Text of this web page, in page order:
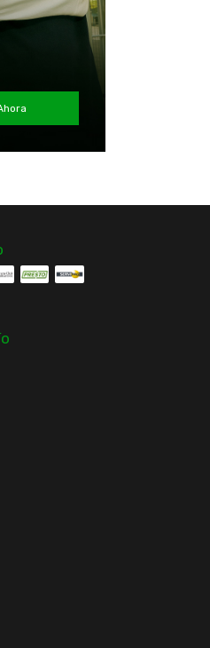
Pantalón Colo Colo
2022 Entrenamiento
Niño Original adidas
$39.990